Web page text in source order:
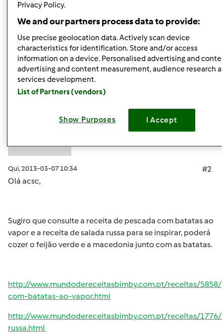
Topo
Iniciar sessãoou registe-se aquipara escrever
comentários
Mixie (não verificado)
Qui, 2013-03-07 10:34
#2
Olá acsc,
Sugiro que consulte a receita de pescada com batatas ao
vapor e a receita de salada russa para se inspirar, poderá
cozer o feijão verde e a macedonia junto com as batatas.
http://www.mundodereceitasbimby.com.pt/receitas/
com-batatas-ao-vapor.html
http://www.mundodereceitasbimby.com.pt/receitas/
russa.html
Privacy Policy.
We and our partners process data to provide:
Use precise geolocation data. Actively scan device
characteristics for identification. Store and/or access
information on a device. Personalised advertising and
advertising and content measurement, audience research
services development.
List of Partners (vendors)
Show Purposes I Accept